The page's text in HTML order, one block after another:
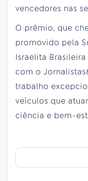
vencedores nas
O prêmio, que
promovido pela
Israelita
com o
trabalho
veículos que
ciência e bem-